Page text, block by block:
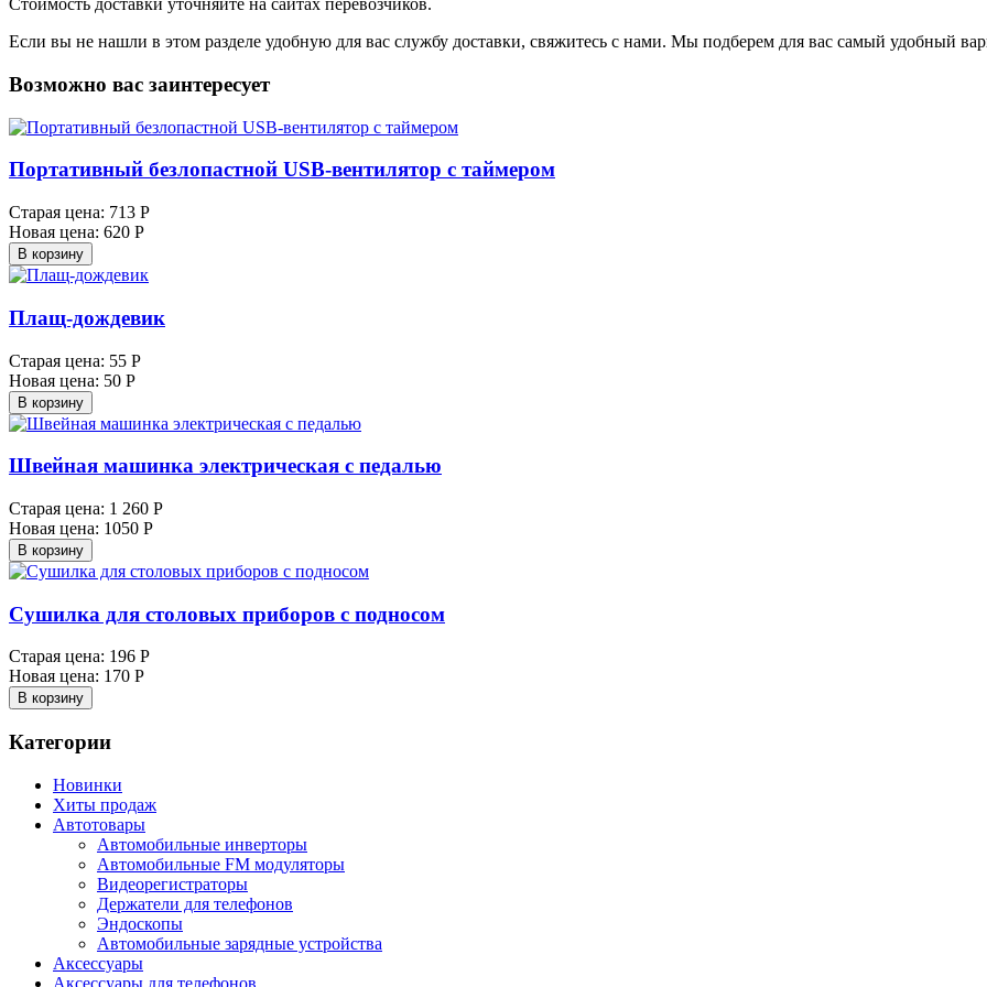
Стоимость доставки уточняйте на сайтах перевозчиков.
Если вы не нашли в этом разделе удобную для вас службу доставки, свяжитесь с нами. Мы подберем для вас самый удобный
Возможно вас заинтересует
Портативный безлопастной USB-вентилятор с таймером
Старая цена: 713 Р
Новая цена: 620 Р
В корзину
Плащ-дождевик
Старая цена: 55 Р
Новая цена: 50 Р
В корзину
Швейная машинка электрическая с педалью
Старая цена: 1 260 Р
Новая цена: 1050 Р
В корзину
Сушилка для столовых приборов с подносом
Старая цена: 196 Р
Новая цена: 170 Р
В корзину
Категории
Новинки
Хиты продаж
Автотовары
Автомобильные инверторы
Автомобильные FM модуляторы
Видеорегистраторы
Держатели для телефонов
Эндоскопы
Автомобильные зарядные устройства
Аксессуары
Аксессуары для телефонов